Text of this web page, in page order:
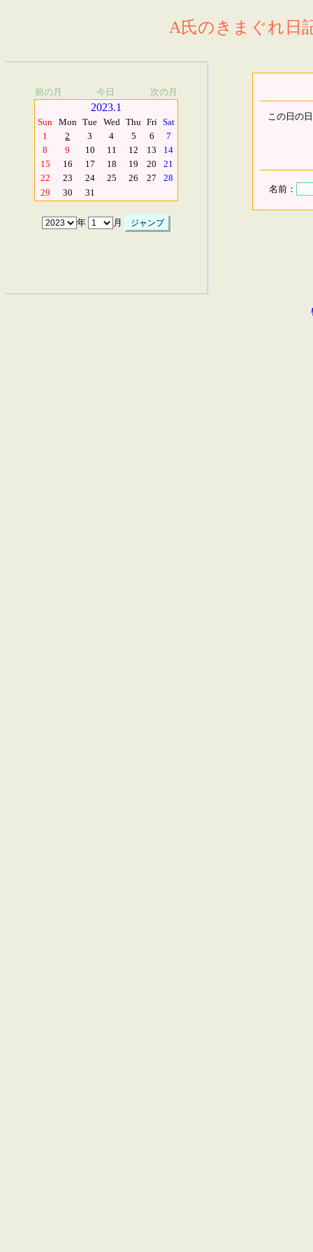
A氏のきまぐれ日
前の月 今日 次の月
2023.1
Sun Mon Tue Wed Thu Fri Sat
1
2 3 4 5 6
7
8
9 10 11 12 13
14
15
16 17 18 19 20
21
22
23 24 25 26 27
28
29
30 31
年 月
この日の
名前：